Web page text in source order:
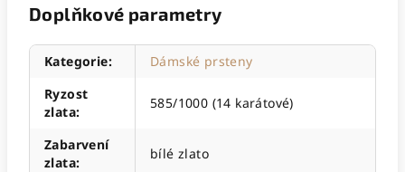
Doplňkové parametry
Kategorie:
Dámské prsteny
Ryzost
zlata:
585/1000 (14 karátové)
Zabarvení
zlata:
bílé zlato